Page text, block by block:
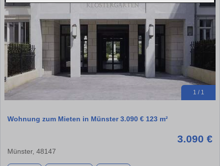
1 / 1
Wohnung zum Mieten in Münster 3.090 € 123 m²
3.090 €
Münster, 48147